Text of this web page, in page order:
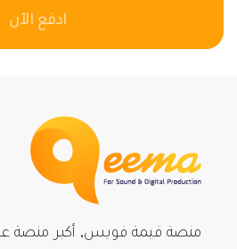
ادفع الآن
منصة قيمة فويس, أكبر منصة